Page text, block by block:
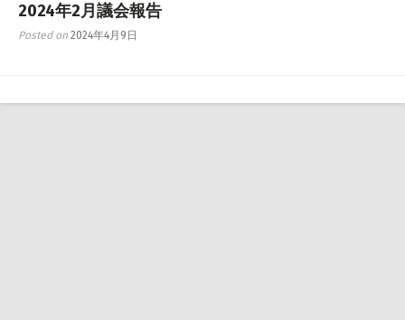
2024年2月議会報告
Posted on 2024年4月9日